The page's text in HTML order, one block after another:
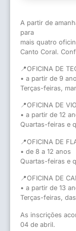
A partir de
para
mais quatro
Canto Coral.
📍OFICINA DE
• a partir de 9
Terças-feiras,
📍OFICINA DE
• a partir de 12
Quartas-feiras e
📍OFICINA DE
• de 8 a 12 anos
Quartas-feiras e
📍OFICINA DE
• a partir de 13
Terças-feiras,
As inscrições
04 de abril.